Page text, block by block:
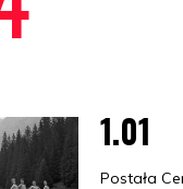
1.01
Postała